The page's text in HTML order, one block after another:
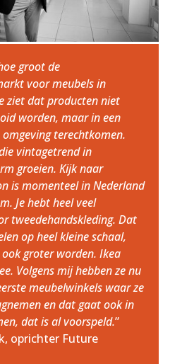
groot de
voor meubels in
ziet dat producten niet
worden, maar in een
terechtkomen.
vintagetrend in
groeien. Kijk naar
is momenteel in Nederland
Je hebt heel veel
tweedehandskleding. Dat
op heel kleine schaal,
groter worden. Ikea
Volgens mij hebben ze nu
meubelwinkels waar ze
en dat gaat ook in
dat is al voorspeld.”
oprichter Future